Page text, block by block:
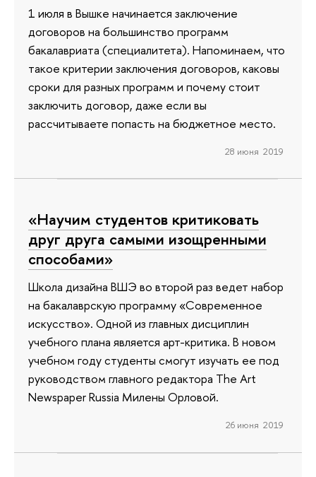
1 июля в Вышке начинается заключение
договоров на большинство программ
бакалавриата (специалитета). Напоминаем, что
такое критерии заключения договоров, каковы
сроки для разных программ и почему стоит
заключить договор, даже если вы
рассчитываете попасть на бюджетное место.
28 июня 2019
«Научим студентов критиковать
друг друга самыми изощренными
способами»
Школа дизайна ВШЭ во второй раз ведет набор
на бакалаврскую программу «Современное
искусство». Одной из главных дисциплин
учебного плана является арт-критика. В новом
учебном году студенты смогут изучать ее под
руководством главного редактора The Art
Newspaper Russia Милены Орловой.
26 июня 2019